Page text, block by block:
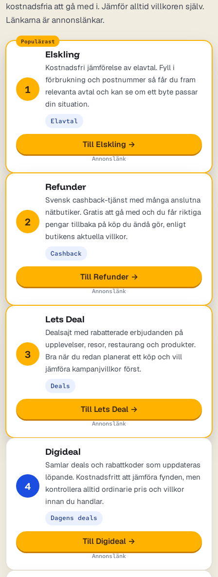
kostnadsfria att gå med i. Jämför alltid villkoren själv.
Länkarna är annonslänkar.
1
Elskling
Kostnadsfri jämförelse av elavtal. Fyll i
förbrukning och postnummer så får du fram
relevanta avtal och kan se om ett byte passar
din situation.
Elavtal
Till Elskling →
Annonslänk
2
Refunder
Svensk cashback-tjänst med många anslutna
nätbutiker. Gratis att gå med och du får riktiga
pengar tillbaka på köp du ändå gör, enligt
butikens aktuella villkor.
Cashback
Till Refunder →
Annonslänk
3
Lets Deal
Dealsajt med rabatterade erbjudanden på
upplevelser, resor, restaurang och produkter.
Bra när du redan planerat ett köp och vill
jämföra kampanjvillkor först.
Deals
Till Lets Deal →
Annonslänk
4
Digideal
Samlar deals och rabattkoder som uppdateras
löpande. Kostnadsfritt att jämföra fynden, men
kontrollera alltid ordinarie pris och villkor
innan du handlar.
Dagens deals
Till Digideal →
Annonslänk